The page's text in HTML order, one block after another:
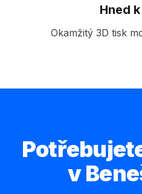
Hned
Okamžitý 3D tisk
v